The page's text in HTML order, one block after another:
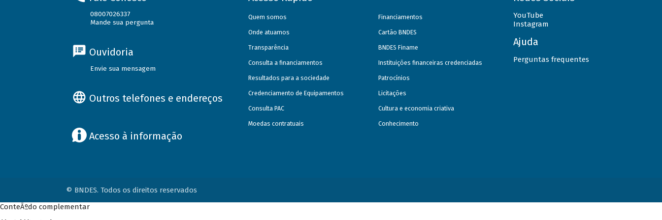
08007026337
Mande sua pergunta
Ouvidoria
Envie sua mensagem
Outros telefones e endereços
Acesso à informação
Quem somos
Onde atuamos
Transparência
Consulta a financiamentos
Resultados para a sociedade
Credenciamento de Equipamentos
Consulta PAC
Moedas contratuais
Financiamentos
Cartão BNDES
BNDES Finame
Instituições financeiras credenciadas
Patrocínios
Licitações
Cultura e economia criativa
Conhecimento
YouTube
Instagram
Ajuda
Perguntas frequentes
© BNDES. Todos os direitos reservados
ConteÃºdo complementar